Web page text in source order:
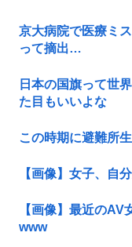
京大病院で医療ミ
って摘出…
日本の国旗って世
た目もいいよな
この時期に避難所
【画像】女子、自
【画像】最近の
www